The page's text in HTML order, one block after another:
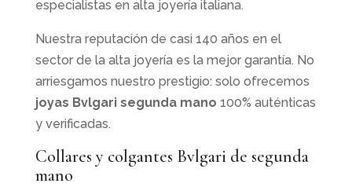
especialistas en alta joyería italiana.
Nuestra reputación de casi 140 años en el
sector de la alta joyería es la mejor garantía. No
arriesgamos nuestro prestigio: solo ofrecemos
joyas Bvlgari segunda mano 100% auténticas
y verificadas.
Collares y colgantes Bvlgari de segunda
mano